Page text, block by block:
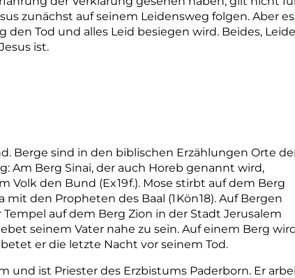
zunächst auf seinem Leidensweg folgen. Aber
Tod und alles Leid besiegen wird. Beides,
ist.
Berge sind in den biblischen Erzählungen Orte
Am Berg Sinai, der auch Horeb genannt wird,
Volk den Bund (Ex19f.). Mose stirbt auf dem Berg
mit den Propheten des Baal (1 Kön18). Auf Bergen
auf dem Berg Zion in der Stadt Jerusalem
seinem Vater nahe zu sein. Auf einem Berg
er die letzte Nacht vor seinem Tod.
und ist Priester des Erzbistums Paderborn. Er